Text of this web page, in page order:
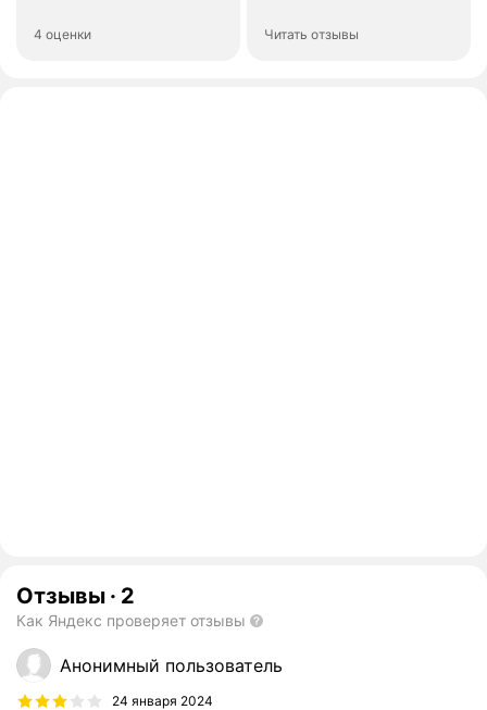
4 оценки Читать отзывы
Отзывы · 2
Как Яндекс проверяет отзывы
Анонимный пользователь
24 января 2024